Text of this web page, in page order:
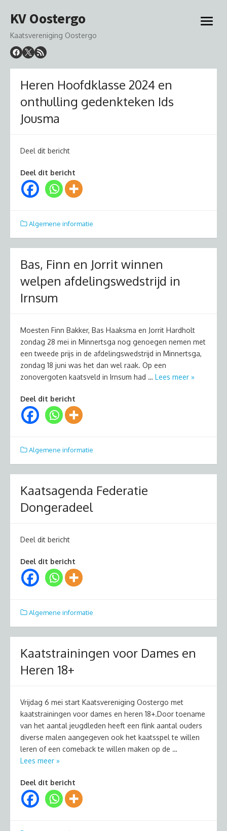
naar
inhoud
KV Oostergo
Kaatsvereniging Oostergo
open
Heren Hoofdklasse 2024 en
onthulling gedenkteken Ids
Jousma
Deel dit bericht
Deel dit bericht
Algemene informatie
Bas, Finn en Jorrit winnen
welpen afdelingswedstrijd in
Irnsum
Moesten Finn Bakker, Bas Haaksma en Jorrit Hardholt
zondag 28 mei in Minnertsga nog genoegen nemen met
een tweede prijs in de afdelingswedstrijd in Minnertsga,
zondag 18 juni was het dan wel raak. Op een
zonovergoten kaatsveld in Irnsum had … Lees meer »
Deel dit bericht
Algemene informatie
Kaatsagenda Federatie
Dongeradeel
Deel dit bericht
Deel dit bericht
Algemene informatie
Kaatstrainingen voor Dames en
Heren 18+
Vrijdag 6 mei start Kaatsvereniging Oostergo met
kaatstrainingen voor dames en heren 18+.Door toename
van het aantal jeugdleden heeft een flink aantal ouders
diverse malen aangegeven ook het kaatsspel te willen
leren of een comeback te willen maken op de …
Lees meer »
Deel dit bericht